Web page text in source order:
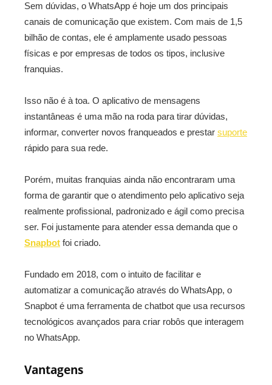
Sem dúvidas, o WhatsApp é hoje um dos principais
canais de comunicação que existem. Com mais de 1,5
bilhão de contas, ele é amplamente usado pessoas
físicas e por empresas de todos os tipos, inclusive
franquias.
Isso não é à toa. O aplicativo de mensagens
instantâneas é uma mão na roda para tirar dúvidas,
informar, converter novos franqueados e prestar suporte
rápido para sua rede.
Porém, muitas franquias ainda não encontraram uma
forma de garantir que o atendimento pelo aplicativo seja
realmente profissional, padronizado e ágil como precisa
ser. Foi justamente para atender essa demanda que o
Snapbot foi criado.
Fundado em 2018, com o intuito de facilitar e
automatizar a comunicação através do WhatsApp, o
Snapbot é uma ferramenta de chatbot que usa recursos
tecnológicos avançados para criar robôs que interagem
no WhatsApp.
Vantagens